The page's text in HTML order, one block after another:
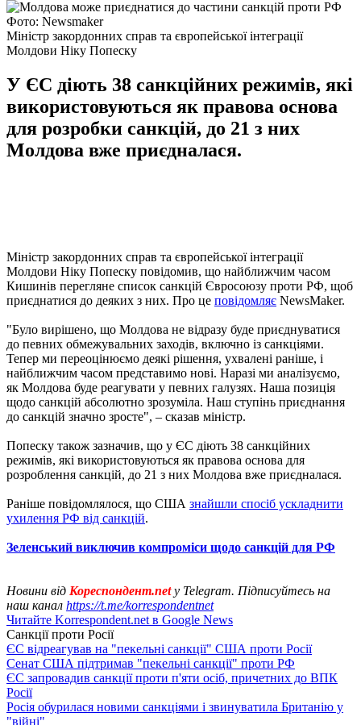
Фото: Newsmaker
Міністр закордонних справ та європейської інтеграції
Молдови Ніку Попеску
У ЄС діють 38 санкційних режимів, які
використовуються як правова основа
для розробки санкцій, до 21 з них
Молдова вже приєдналася.
Міністр закордонних справ та європейської інтеграції
Молдови Ніку Попеску повідомив, що найближчим часом
Кишинів перегляне список санкцій Євросоюзу проти РФ, щоб
приєднатися до деяких з них. Про це повідомляє NewsMaker.
"Було вирішено, що Молдова не відразу буде приєднуватися
до певних обмежувальних заходів, включно із санкціями.
Тепер ми переоцінюємо деякі рішення, ухвалені раніше, і
найближчим часом представимо нові. Наразі ми аналізуємо,
як Молдова буде реагувати у певних галузях. Наша позиція
щодо санкцій абсолютно зрозуміла. Наш ступінь приєднання
до санкцій значно зросте", – сказав міністр.
Попеску також зазначив, що у ЄС діють 38 санкційних
режимів, які використовуються як правова основа для
розроблення санкцій, до 21 з них Молдова вже приєдналася.
Раніше повідомлялося, що США знайшли спосіб ускладнити
ухилення РФ від санкцій.
Зеленський виключив компроміси щодо санкцій для РФ
Новини від Кореспондент.netу Telegram. Підписуйтесь на
наш канал https://t.me/korrespondentnet
Читайте Korrespondent.net в Google News
Санкції проти Росії
ЄС відреагував на "пекельні санкції" США проти Росії
Сенат США підтримав "пекельні санкції" проти РФ
ЄС запровадив санкції проти п'яти осіб, причетних до ВПК
Росії
Росія обурилася новими санкціями і звинуватила Британію у
"війні"